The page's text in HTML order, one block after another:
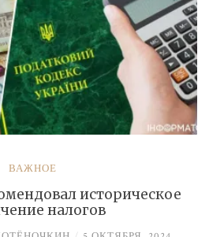
ВАЖНОЕ
историческое
налогов